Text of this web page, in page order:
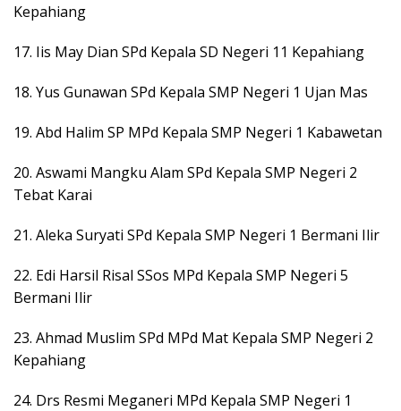
Kepahiang
17. Iis May Dian SPd Kepala SD Negeri 11 Kepahiang
18. Yus Gunawan SPd Kepala SMP Negeri 1 Ujan Mas
19. Abd Halim SP MPd Kepala SMP Negeri 1 Kabawetan
20. Aswami Mangku Alam SPd Kepala SMP Negeri 2
Tebat Karai
21. Aleka Suryati SPd Kepala SMP Negeri 1 Bermani Ilir
22. Edi Harsil Risal SSos MPd Kepala SMP Negeri 5
Bermani Ilir
23. Ahmad Muslim SPd MPd Mat Kepala SMP Negeri 2
Kepahiang
24. Drs Resmi Meganeri MPd Kepala SMP Negeri 1